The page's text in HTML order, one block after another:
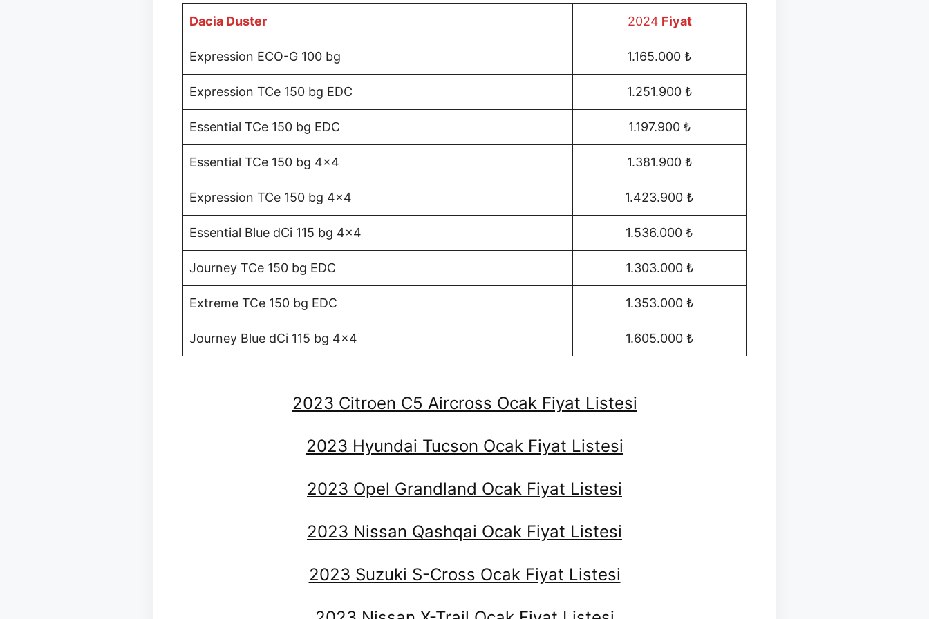
Dacia Duster 2024 Fiyat
Expression ECO-G 100 bg 1.165.000 ₺
Expression TCe 150 bg EDC 1.251.900 ₺
Essential TCe 150 bg EDC 1.197.900 ₺
Essential TCe 150 bg 4×4 1.381.900 ₺
Expression TCe 150 bg 4×4 1.423.900 ₺
Essential Blue dCi 115 bg 4×4 1.536.000 ₺
Journey TCe 150 bg EDC 1.303.000 ₺
Extreme TCe 150 bg EDC 1.353.000 ₺
Journey Blue dCi 115 bg 4×4 1.605.000 ₺
2023 Citroen C5 Aircross Ocak Fiyat Listesi
2023 Hyundai Tucson Ocak Fiyat Listesi
2023 Opel Grandland Ocak Fiyat Listesi
2023 Nissan Qashqai Ocak Fiyat Listesi
2023 Suzuki S-Cross Ocak Fiyat Listesi